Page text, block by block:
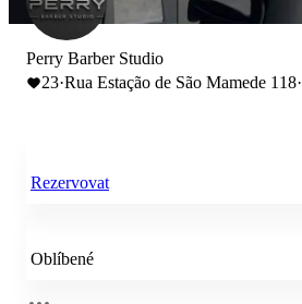
Perry Barber Studio
23·Rua Estação de São Mamede 118·
Rezervovat
Oblíbené